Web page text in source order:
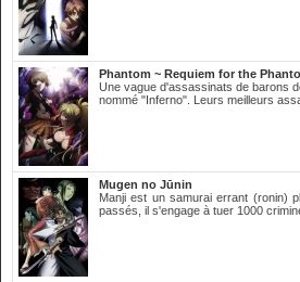
Phantom ~ Requiem for the
Une vague d'assassinats de barons
nommé "Inferno". Leurs meilleurs
Mugen no Jūnin
Manji est un samurai errant (ronin)
passés, il s'engage à tuer 1000